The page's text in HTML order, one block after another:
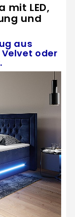
mit LED,
und
aus
oder